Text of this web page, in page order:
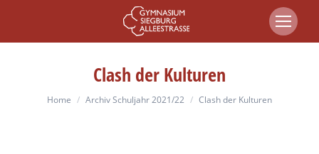
Clash der Kulturen
You are here:
Home Archiv Schuljahr 2021/22 Clash der Kulturen